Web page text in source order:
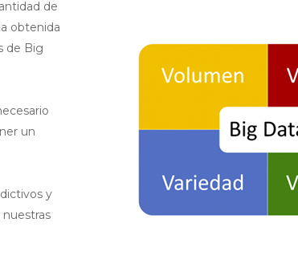
IT como servicio
Monitoreo de redes e infraestructura
Seguridad como un servicio
Seguridad integrada
de
obtenida
de Big
un
y